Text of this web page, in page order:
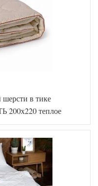
шерсти в тике
теплое